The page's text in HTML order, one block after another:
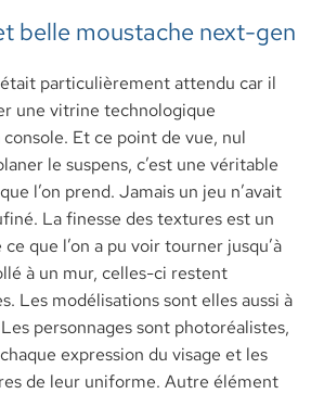
belle moustache next-gen
était particulièrement attendu car il
une vitrine technologique
Et ce point de vue, nul
le suspens, c’est une véritable
l’on prend. Jamais un jeu n’avait
La finesse des textures est un
que l’on a pu voir tourner jusqu’à
à un mur, celles-ci restent
Les modélisations sont elles aussi à
personnages sont photoréalistes,
expression du visage et les
de leur uniforme. Autre élément